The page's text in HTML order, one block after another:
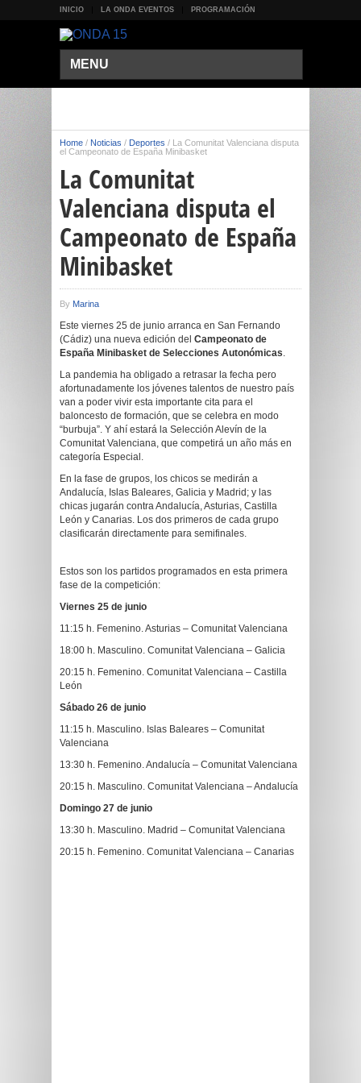
INICIO LA ONDA EVENTOS PROGRAMACIÓN
MENU
Home / Noticias / Deportes / La Comunitat Valenciana disputa
el Campeonato de España Minibasket
La Comunitat
Valenciana disputa el
Campeonato de España
Minibasket
By Marina
Este viernes 25 de junio arranca en San Fernando
(Cádiz) una nueva edición del Campeonato de
España Minibasket de Selecciones Autonómicas.
La pandemia ha obligado a retrasar la fecha pero
afortunadamente los jóvenes talentos de nuestro país
van a poder vivir esta importante cita para el
baloncesto de formación, que se celebra en modo
“burbuja”. Y ahí estará la Selección Alevín de la
Comunitat Valenciana, que competirá un año más en
categoría Especial.
En la fase de grupos, los chicos se medirán a
Andalucía, Islas Baleares, Galicia y Madrid; y las
chicas jugarán contra Andalucía, Asturias, Castilla
León y Canarias. Los dos primeros de cada grupo
clasificarán directamente para semifinales.
Estos son los partidos programados en esta primera
fase de la competición:
Viernes 25 de junio
11:15 h. Femenino. Asturias – Comunitat Valenciana
18:00 h. Masculino. Comunitat Valenciana – Galicia
20:15 h. Femenino. Comunitat Valenciana – Castilla
León
Sábado 26 de junio
11:15 h. Masculino. Islas Baleares – Comunitat
Valenciana
13:30 h. Femenino. Andalucía – Comunitat Valenciana
20:15 h. Masculino. Comunitat Valenciana – Andalucía
Domingo 27 de junio
13:30 h. Masculino. Madrid – Comunitat Valenciana
20:15 h. Femenino. Comunitat Valenciana – Canarias